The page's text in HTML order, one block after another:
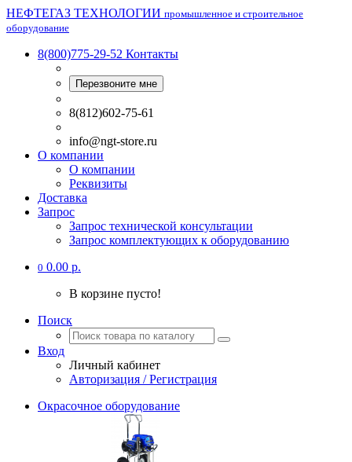
НЕФТЕГАЗ ТЕХНОЛОГИИ промышленное и строительное
оборудование
8(800)775-29-52 Контакты
Перезвоните мне
8(812)602-75-61
info@ngt-store.ru
О компании
О компании
Реквизиты
Доставка
Запрос
Запрос технической консультации
Запрос комплектующих к оборудованию
0 0.00 р.
В корзине пусто!
Поиск
Вход
Личный кабинет
Авторизация / Регистрация
Окрасочное оборудование